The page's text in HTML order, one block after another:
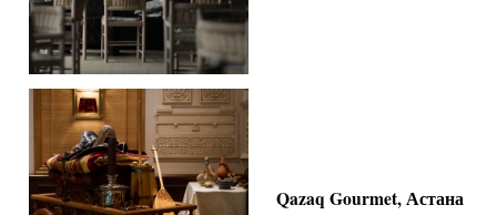
Qazaq Gourmet, Астана